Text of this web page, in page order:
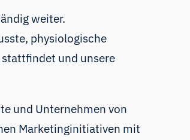
weiter.
physiologische
und unsere
und Unternehmen von
Marketinginitiativen mit